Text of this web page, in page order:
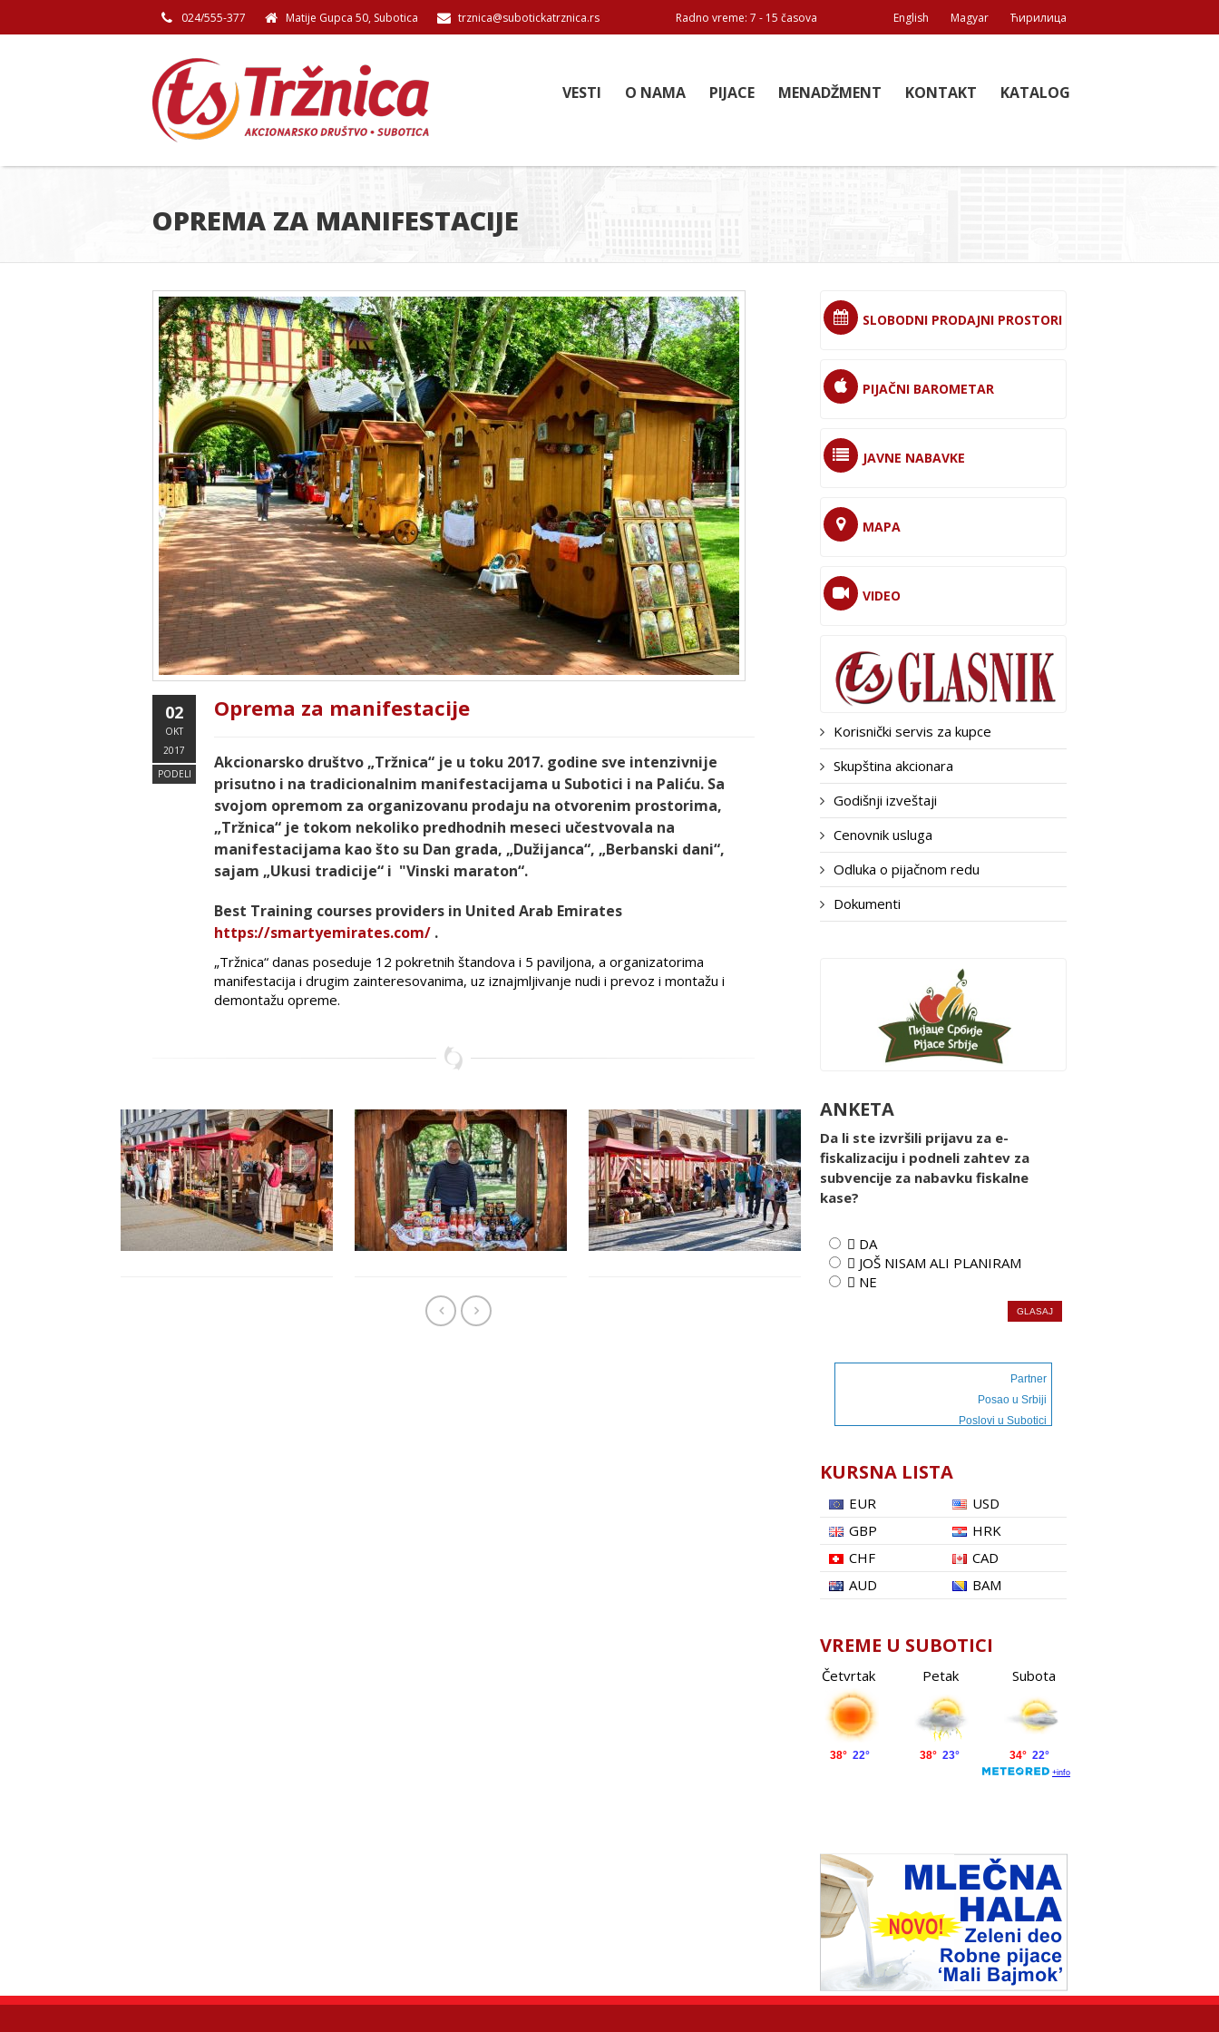
024/555-377 Matije Gupca 50, Subotica trznica@subotickatrznica.rs Radno vreme: 7 - 15 časova English Magyar Ћирилица
VESTI O NAMA PIJACE MENADŽMENT KONTAKT KATALOG
OPREMA ZA MANIFESTACIJE
02
OKT
2017
PODELI
Oprema za manifestacije
Akcionarsko društvo „Tržnica“ je u toku 2017. godine sve intenzivnije
prisutno i na tradicionalnim manifestacijama u Subotici i na Paliću. Sa
svojom opremom za organizovanu prodaju na otvorenim prostorima,
„Tržnica“ je tokom nekoliko predhodnih meseci učestvovala na
manifestacijama kao što su Dan grada, „Dužijanca“, „Berbanski dani“,
sajam „Ukusi tradicije“ i "Vinski maraton“.
Best Training courses providers in United Arab Emirates
https://smartyemirates.com/ .
„Tržnica“ danas poseduje 12 pokretnih štandova i 5 paviljona, a organizatorima
manifestacija i drugim zainteresovanima, uz iznajmljivanje nudi i prevoz i montažu i
demontažu opreme.
SLOBODNI PRODAJNI PROSTORI
PIJAČNI BAROMETAR
JAVNE NABAVKE
MAPA
VIDEO
Korisnički servis za kupce
Skupština akcionara
Godišnji izveštaji
Cenovnik usluga
Odluka o pijačnom redu
Dokumenti
ANKETA
Da li ste izvršili prijavu za e-
fiskalizaciju i podneli zahtev za
subvencije za nabavku fiskalne
kase?
 DA
 JOŠ NISAM ALI PLANIRAM
 NE
Partner
Posao u Srbiji
Poslovi u Subotici
KURSNA LISTA
EUR
USD
GBP
HRK
CHF
CAD
AUD
BAM
VREME U SUBOTICI
Četvrtak Petak Subota